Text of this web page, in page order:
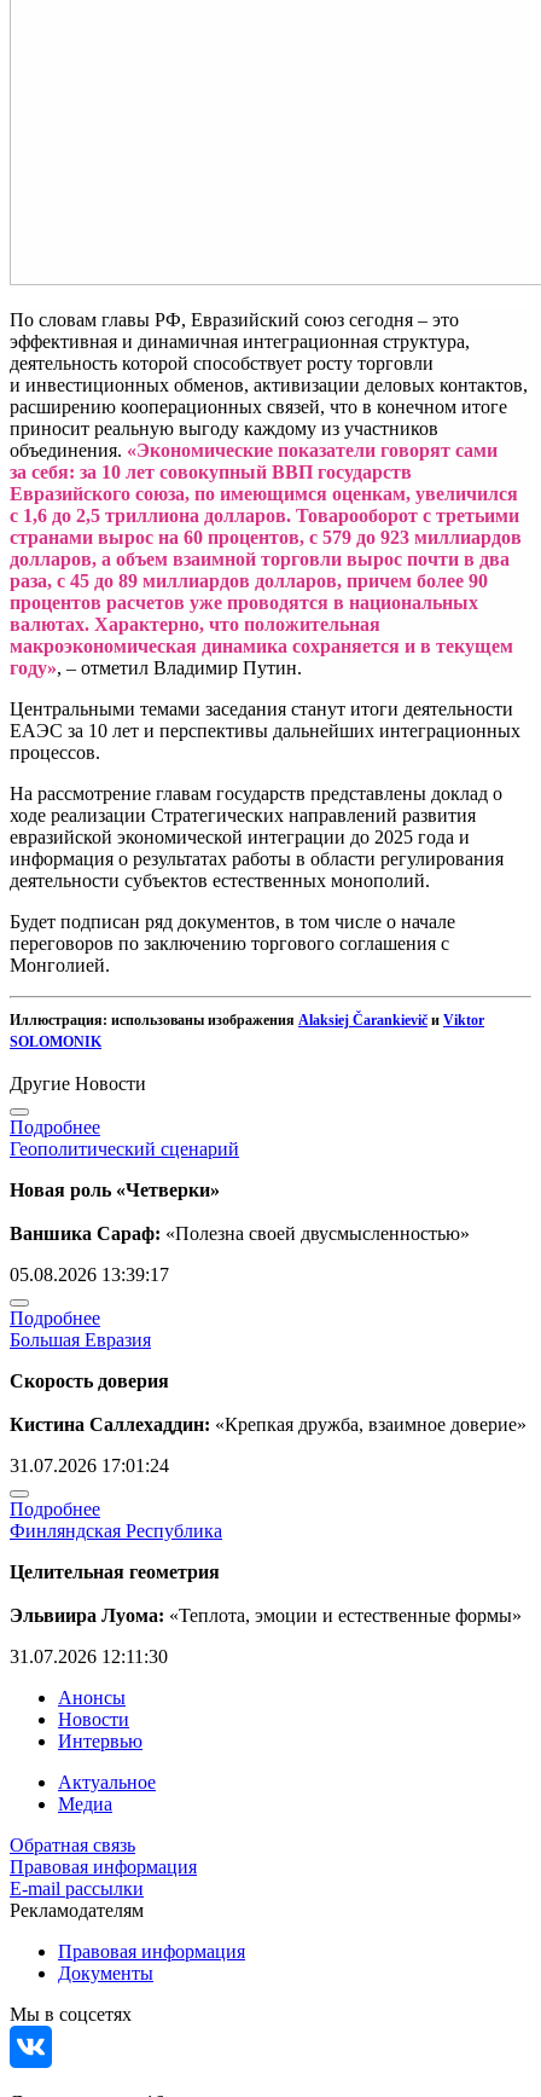
По словам главы РФ, Евразийский союз сегодня – это
эффективная и динамичная интеграционная структура,
деятельность которой способствует росту торговли
и инвестиционных обменов, активизации деловых контактов,
расширению кооперационных связей, что в конечном итоге
приносит реальную выгоду каждому из участников
объединения. «Экономические показатели говорят сами
за себя: за 10 лет совокупный ВВП государств
Евразийского союза, по имеющимся оценкам, увеличился
с 1,6 до 2,5 триллиона долларов. Товарооборот с третьими
странами вырос на 60 процентов, с 579 до 923 миллиардов
долларов, а объем взаимной торговли вырос почти в два
раза, с 45 до 89 миллиардов долларов, причем более 90
процентов расчетов уже проводятся в национальных
валютах. Характерно, что положительная
макроэкономическая динамика сохраняется и в текущем
году», – отметил Владимир Путин.
Центральными темами заседания станут итоги деятельности
ЕАЭС за 10 лет и перспективы дальнейших интеграционных
процессов.
На рассмотрение главам государств представлены доклад о
ходе реализации Стратегических направлений развития
евразийской экономической интеграции до 2025 года и
информация о результатах работы в области регулирования
деятельности субъектов естественных монополий.
Будет подписан ряд документов, в том числе о начале
переговоров по заключению торгового соглашения с
Монголией.
Иллюстрация: использованы изображения Alaksiej Čarankievič и Viktor
SOLOMONIK
Другие Новости
Подробнее
Геополитический сценарий
Новая роль «Четверки»
Ваншика Сараф: «Полезна своей двусмысленностью»
05.08.2026 13:39:17
Подробнее
Большая Евразия
Скорость доверия
Кистина Саллехаддин: «Крепкая дружба, взаимное доверие»
31.07.2026 17:01:24
Подробнее
Финляндская Республика
Целительная геометрия
Эльвиира Луома: «Теплота, эмоции и естественные формы»
31.07.2026 12:11:30
Анонсы
Новости
Интервью
Актуальное
Медиа
Обратная связь
Правовая информация
E-mail рассылки
Рекламодателям
Правовая информация
Документы
Мы в соцсетях